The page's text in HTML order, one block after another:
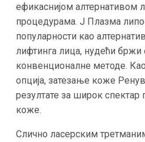
ефикаснијом алтернативом
процедурама. J Плазма
популарности као
лифтинга лица, нудећи бржи
конвенционалне методе.
опција, затезање коже
резултате за широк спектар
коже.
Слично ласерским